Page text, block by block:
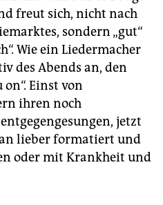
freut sich, nicht nach
sondern „gut“
Wie ein Liedermacher
des Abends an, den
on“. Einst von
ihren noch
jetzt
lieber formatiert und
oder mit Krankheit und